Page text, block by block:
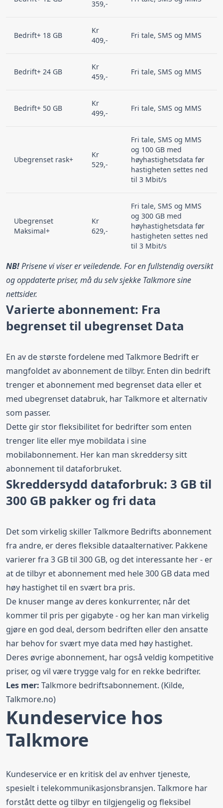
359,-
Bedrift+ 18 GB
Kr
409,-
Fri tale, SMS og MMS
Bedrift+ 24 GB
Kr
459,-
Fri tale, SMS og MMS
Bedrift+ 50 GB
Kr
499,-
Fri tale, SMS og MMS
Ubegrenset rask+
Kr
529,-
Fri tale, SMS og MMS
og 100 GB med
høyhastighetsdata før
hastigheten settes ned
til 3 Mbit/s
Ubegrenset
Maksimal+
Kr
629,-
Fri tale, SMS og MMS
og 300 GB med
høyhastighetsdata før
hastigheten settes ned
til 3 Mbit/s
NB!Prisene vi viser er veiledende. For en fullstendig oversikt
og oppdaterte priser, må du selv sjekke Talkmore sine
nettsider.
Varierte abonnement: Fra
begrenset til ubegrenset Data
En av de største fordelene med Talkmore Bedrift er
mangfoldet av abonnement de tilbyr. Enten din bedrift
trenger et abonnement med begrenset data eller et
med ubegrenset databruk, har Talkmore et alternativ
som passer.
Dette gir stor fleksibilitet for bedrifter som enten
trenger lite eller mye mobildata i sine
mobilabonnement. Her kan man skreddersy sitt
abonnement til dataforbruket.
Skreddersydd dataforbruk: 3 GB til
300 GB pakker og fri data
Det som virkelig skiller Talkmore Bedrifts abonnement
fra andre, er deres fleksible dataalternativer. Pakkene
varierer fra 3 GB til 300 GB, og det interessante her - er
at de tilbyr et abonnement med hele 300 GB data med
høy hastighet til en svært bra pris.
De knuser mange av deres konkurrenter, når det
kommer til pris per gigabyte - og her kan man virkelig
gjøre en god deal, dersom bedriften eller den ansatte
har behov for svært mye data med høy hastighet.
Deres øvrige abonnement, har også veldig kompetitive
priser, og vil være trygge valg for en rekke bedrifter.
Les mer: Talkmore bedriftsabonnement. (Kilde,
Talkmore.no)
Kundeservice hos
Talkmore
Kundeservice er en kritisk del av enhver tjeneste,
spesielt i telekommunikasjonsbransjen. Talkmore har
forstått dette og tilbyr en tilgjengelig og fleksibel